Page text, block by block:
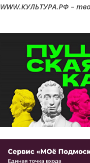
WWW.КУЛЬТУРА.РФ –